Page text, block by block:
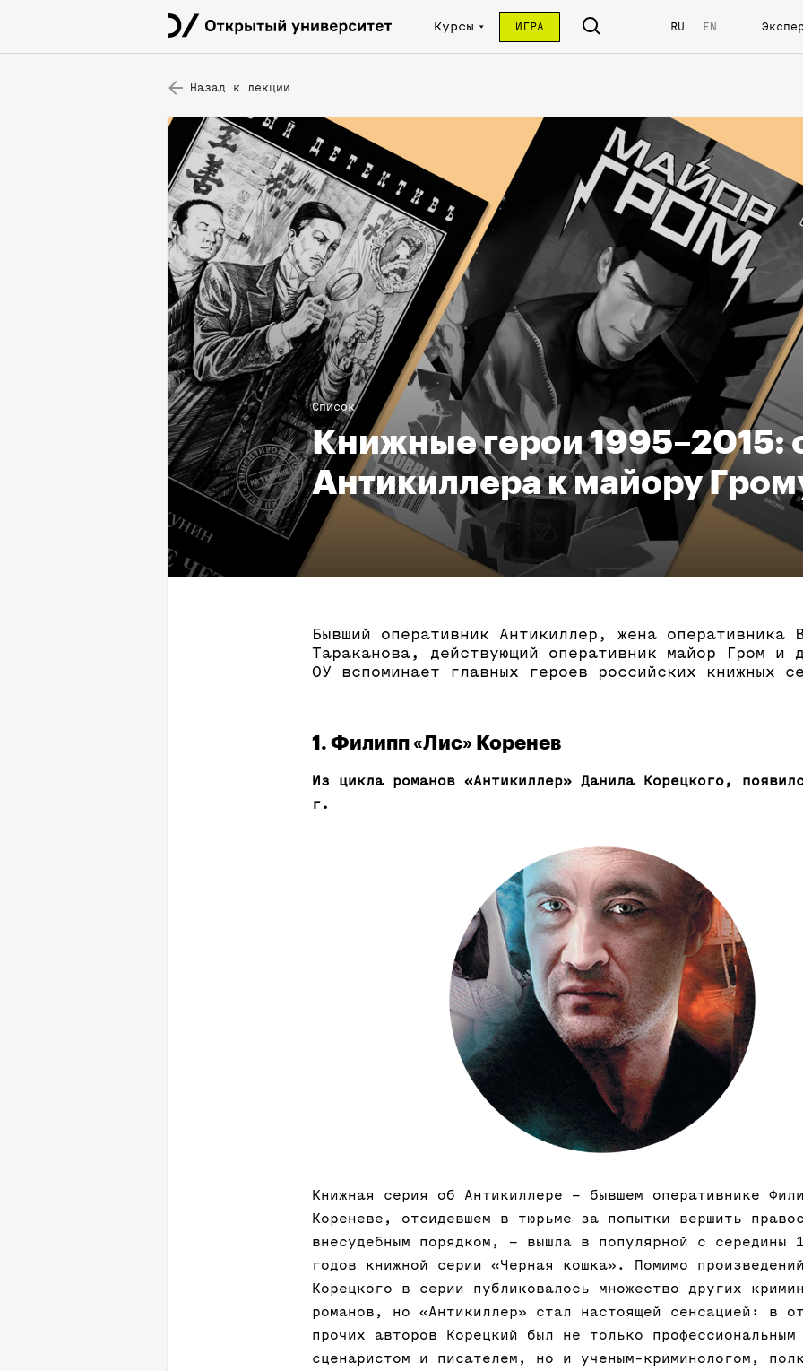
Курсы ИГРА RU EN
Назад к лекции
Список
Книжные герои 1995–2015:
Антикиллера к майору
Бывший оперативник Антикиллер, жена оперативника
Тараканова, действующий оперативник майор Гром и
ОУ вспоминает главных героев российских книжных
1. Филипп «Лис» Коренев
Из цикла романов «Антикиллер» Данила Корецкого,
г.
Книжная серия об Антикиллере – бывшем оперативнике
Кореневе, отсидевшем в тюрьме за попытки вершить
внесудебным порядком, – вышла в популярной с середины
годов книжной серии «Черная кошка». Помимо
Корецкого в серии публиковалось множество других
романов, но «Антикиллер» стал настоящей сенсацией: в
прочих авторов Корецкий был не только профессиональным
сценаристом и писателем, но и ученым-криминологом,